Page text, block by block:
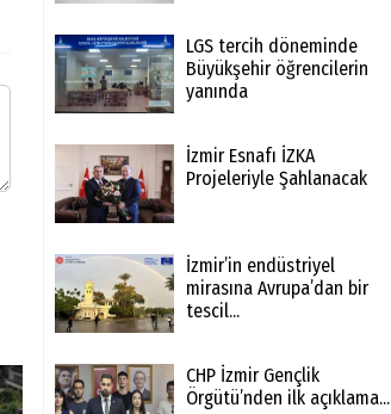
LGS tercih döneminde
Büyükşehir öğrencilerin
yanında
İzmir Esnafı İZKA
Projeleriyle Şahlanacak
İzmir’in endüstriyel
mirasına Avrupa’dan bir
tescil...
CHP İzmir Gençlik
Örgütü’nden ilk açıklama...